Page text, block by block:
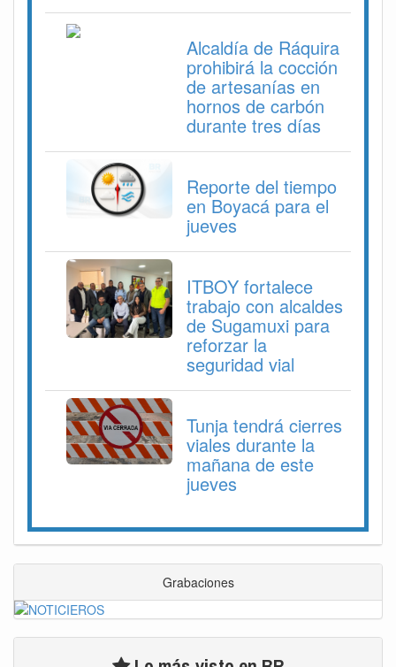
Alcaldía de Ráquira
prohibirá la cocción
de artesanías en
hornos de carbón
durante tres días
Reporte del tiempo
en Boyacá para el
jueves
ITBOY fortalece
trabajo con alcaldes
de Sugamuxi para
reforzar la
seguridad vial
Tunja tendrá cierres
viales durante la
mañana de este
jueves
Grabaciones